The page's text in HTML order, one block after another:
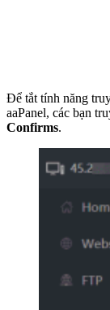
Để tắt tính năng
aaPanel, các bạn
Confirms.